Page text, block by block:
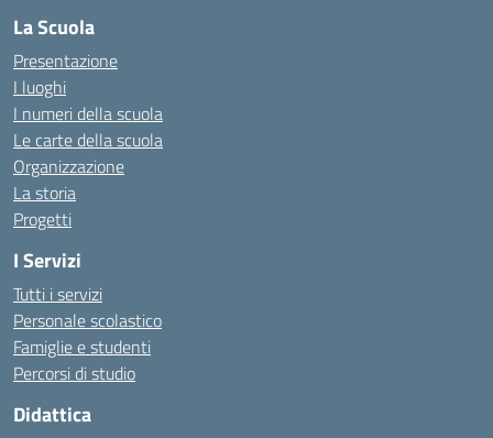
La Scuola
Presentazione
I luoghi
I numeri della scuola
Le carte della scuola
Organizzazione
La storia
Progetti
I Servizi
Tutti i servizi
Personale scolastico
Famiglie e studenti
Percorsi di studio
Didattica